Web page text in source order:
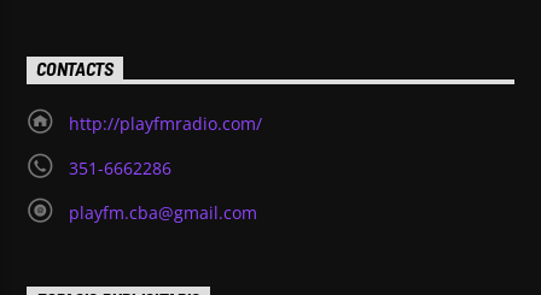
CONTACTS
http://playfmradio.com/
351-6662286
playfm.cba@gmail.com